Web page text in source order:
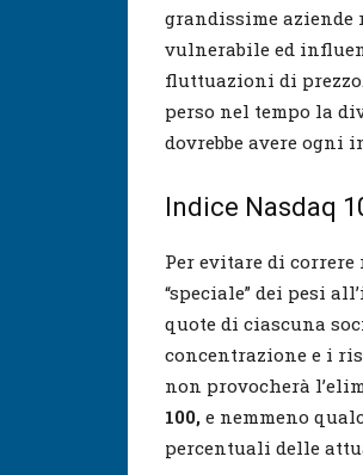
grandissime aziende
vulnerabile ed
fluttuazioni di
perso nel tempo la
dovrebbe avere ogni
Indice Nasdaq
Per evitare di
“speciale” dei pesi
quote di ciascuna
concentrazione e i
non provocherà
100, e nemmeno
percentuali delle